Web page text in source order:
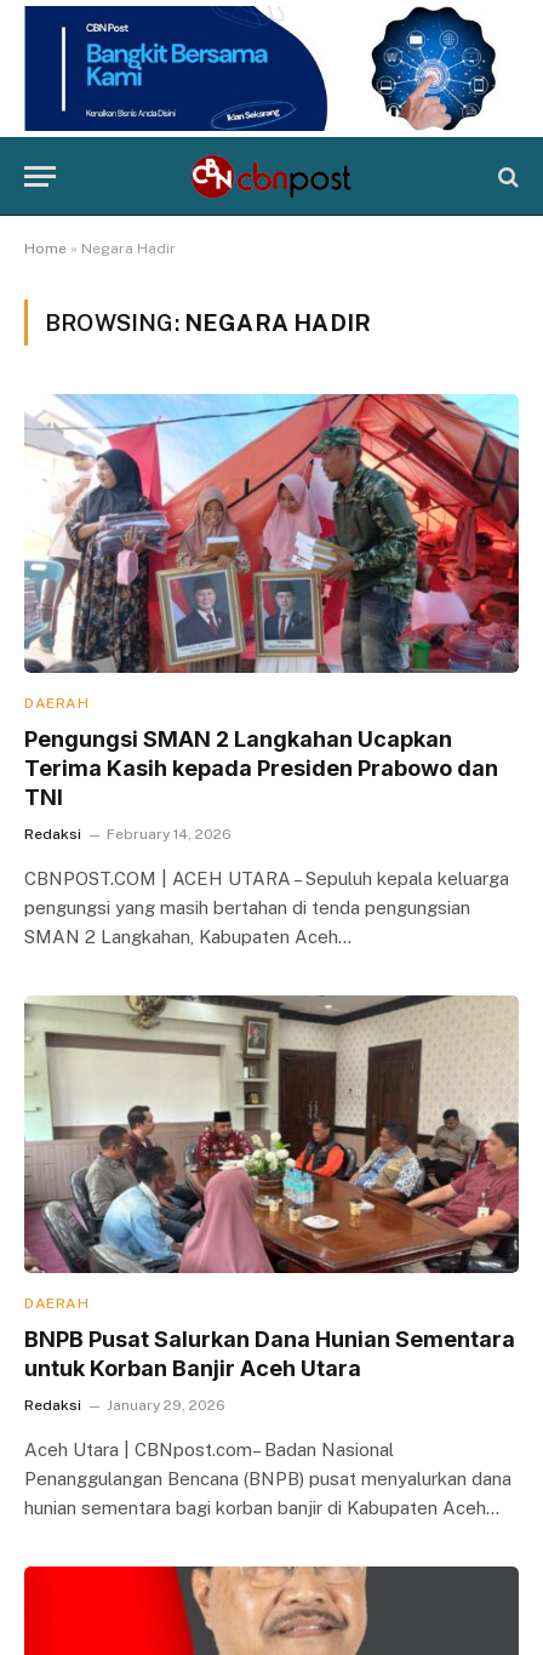
Home » Negara Hadir
BROWSING: NEGARA HADIR
DAERAH
Pengungsi SMAN 2 Langkahan Ucapkan
Terima Kasih kepada Presiden Prabowo dan
TNI
Redaksi February 14, 2026
CBNPOST.COM | ACEH UTARA – Sepuluh kepala keluarga
pengungsi yang masih bertahan di tenda pengungsian
SMAN 2 Langkahan, Kabupaten Aceh…
DAERAH
BNPB Pusat Salurkan Dana Hunian Sementara
untuk Korban Banjir Aceh Utara
Redaksi January 29, 2026
Aceh Utara | CBNpost.com– Badan Nasional
Penanggulangan Bencana (BNPB) pusat menyalurkan dana
hunian sementara bagi korban banjir di Kabupaten Aceh…